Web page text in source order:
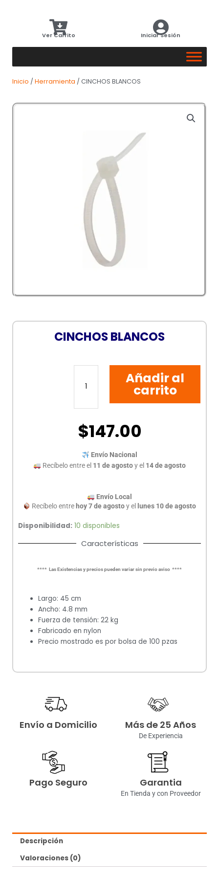
Ver Carrito Iniciar Sesión
Inicio / Herramienta / CINCHOS BLANCOS
CINCHOS BLANCOS
CINCHOS
cantidad
Añadir al
carrito
$147.00
Envío Nacional
Recíbelo entre el 11 de agostoy el 14 de agosto
Envío Local
Recíbelo entre hoy 7 de agostoy el lunes 10 de agosto
Disponibilidad: 10 disponibles
Características
**** Las Existencias y precios pueden variar sin previo aviso ****
Largo: 45 cm
Ancho: 4.8 mm
Fuerza de tensión: 22 kg
Fabricado en nylon
Precio mostrado es por bolsa de 100 pzas
Envío a Domicilio Más de 25 Años
De Experiencia
Pago Seguro Garantia
En Tienda y con Proveedor
Descripción
Valoraciones (0)